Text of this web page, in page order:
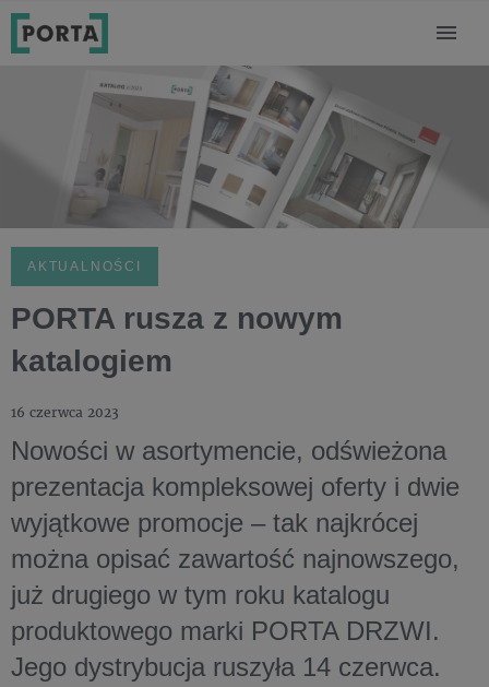
AKTUALNOŚCI
PORTA rusza z nowym
katalogiem
16 czerwca 2023
Nowości w asortymencie, odświeżona
prezentacja kompleksowej oferty i dwie
wyjątkowe promocje – tak najkrócej
można opisać zawartość najnowszego,
już drugiego w tym roku katalogu
produktowego marki PORTA DRZWI.
Jego dystrybucja ruszyła 14 czerwca.